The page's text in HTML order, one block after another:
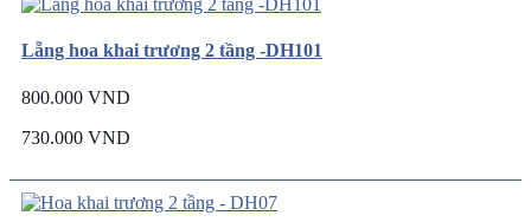
Lẵng hoa khai trương 2 tầng -DH101
800.000 VND
730.000 VND